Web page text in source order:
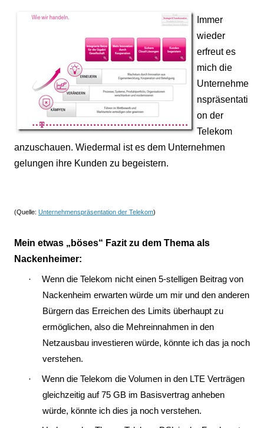
Immer
wieder
erfreut es
mich die
Unternehme
nspräsentati
on der
Telekom
anzuschauen. Wiedermal ist es dem Unternehmen
gelungen ihre Kunden zu begeistern.
(Quelle: Unternehmenspräsentation der Telekom)
Mein etwas „böses“ Fazit zu dem Thema als
Nackenheimer:
·
Wenn die Telekom nicht einen 5-stelligen Beitrag von
Nackenheim erwarten würde um mir und den anderen
Bürgern das Erreichen des Limits überhaupt zu
ermöglichen, also die Mehreinnahmen in den
Netzausbau investieren würde, könnte ich das ja noch
verstehen.
·
Wenn die Telekom die Volumen in den LTE Verträgen
gleichzeitig auf 75 GB im Basisvertrag anheben
würde, könnte ich dies ja noch verstehen.